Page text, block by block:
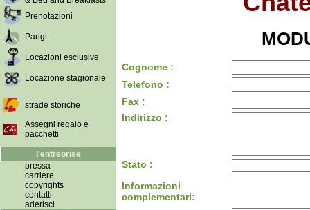
Prenotazioni
Parigi
Locazioni esclusive
Locazione stagionale
strade storiche
Assegni regalo e
pacchetti
l'entreprise
pressa
carriere
copyrights
contatti
aderisci
Cognome :
Telefono :
Fax :
Indirizzo :
Stato :
Informazioni
complementari: